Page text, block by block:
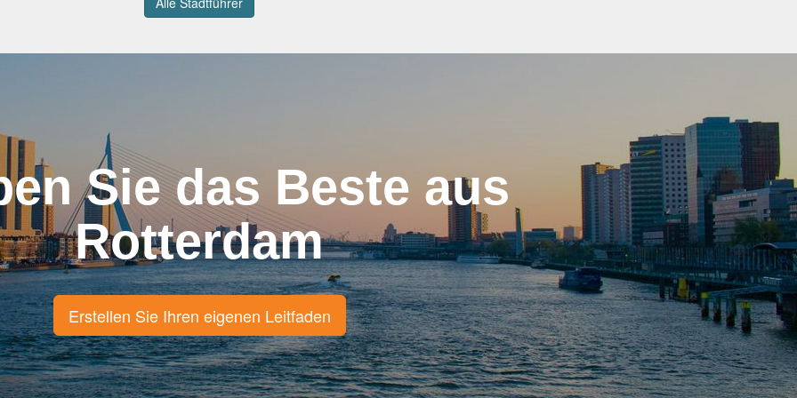
Sie das Beste aus
Rotterdam
Erstellen Sie Ihren eigenen Leitfaden